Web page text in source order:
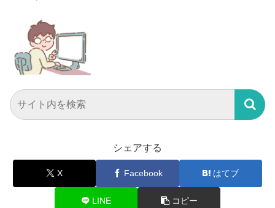
シェアする
X Facebook はてブ
LINE コピー